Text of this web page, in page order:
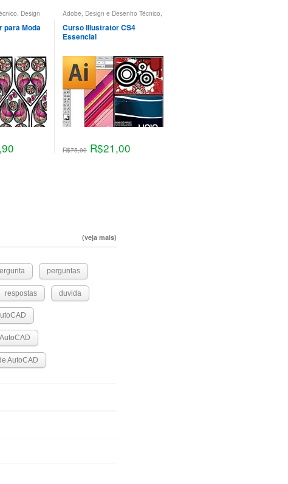
Design
e Desenho
,Illustrator
para Moda
Adobe, Design e Desenho Técnico
Design Gráfico
Curso Illustrator CS4
Essencial
R$75,00 R$21,00
(veja mais)
perguntas
respostas duvida
AutoCAD